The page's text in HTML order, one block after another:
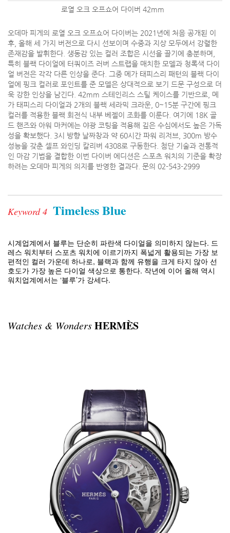
로열 오크 오프쇼어 다이버 42mm
오데마 피게의 로열 오크 오프쇼어 다이버는 2021년에 처음 공개된 이
후, 올해 세 가지 버전으로 다시 선보이며 수중과 지상 모두에서 강렬한
존재감을 발휘한다. 생동감 있는 컬러 조합은 시선을 끌기에 충분하며,
특히 블랙 다이얼에 터쿼이즈 러버 스트랩을 매치한 모델과 청록색 다이
얼 버전은 각각 다른 인상을 준다. 그중 메가 태피스리 패턴의 블랙 다이
얼에 핑크 컬러로 포인트를 준 모델은 상대적으로 보기 드문 구성으로 더
욱 강한 인상을 남긴다. 42mm 스테인리스 스틸 케이스를 기반으로, 메
가 태피스리 다이얼과 2개의 블랙 세라믹 크라운, 0~15분 구간에 핑크
컬러를 적용한 블랙 회전식 내부 베젤이 조화를 이룬다. 여기에 18K 골
드 핸즈와 아워 마커에는 야광 코팅을 적용해 깊은 수심에서도 높은 가독
성을 확보했다. 3시 방향 날짜창과 약 60시간 파워 리저브, 300m 방수
성능을 갖춘 셀프 와인딩 칼리버 4308로 구동한다. 첨단 기술과 전통적
인 마감 기법을 결합한 이번 다이버 에디션은 스포츠 워치의 기준을 확장
하려는 오데마 피게의 의지를 반영한 결과다. 문의 02-543-2999
Keyword 4 Timeless Blue
시계업계에서 블루는 단순히 파란색 다이얼을 의미하지 않는다. 드
레스 워치부터 스포츠 워치에 이르기까지 폭넓게 활용되는 가장 보
편적인 컬러 가운데 하나로, 블랙과 함께 유행을 크게 타지 않아 선
호도가 가장 높은 다이얼 색상으로 통한다. 작년에 이어 올해 역시
워치업계에서는 ‘블루’가 강세다.
Watches & WondersHERMÈS